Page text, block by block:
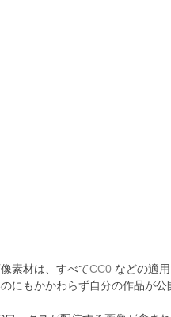
素材は、すべてCC0 などの適
にもかかわらず自分の作品が公